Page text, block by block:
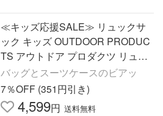
≪キッズ応援SALE≫ リュックサ
ック キッズ OUTDOOR PRODUC
TS アウトドア プロダクツ リュッ
ク ジュニア 子供 小学生 通学 遠足
塾 女子 男の子 女の子 A4
バッグとスーツケースのビアッ
7％OFF (351円引き)
4,599円 送料無料